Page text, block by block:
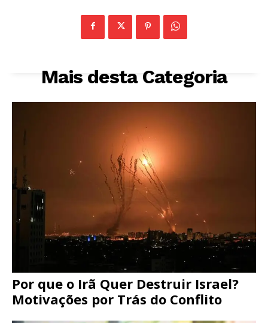
Mais desta Categoria
Por que o Irã Quer Destruir Israel?
Motivações por Trás do Conflito